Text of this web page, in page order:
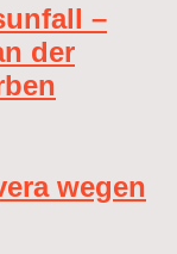
–
der
wegen